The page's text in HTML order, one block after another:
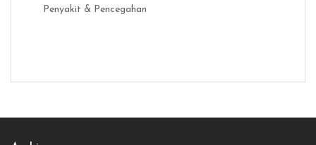
Penyakit & Pencegahan